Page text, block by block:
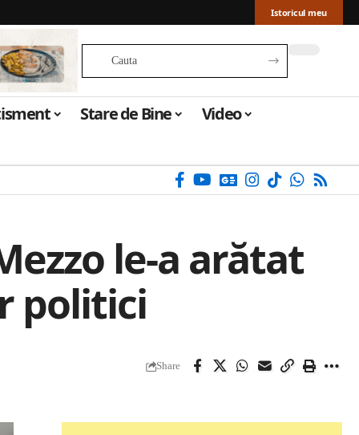
Istoricul meu
Stare de Bine Video
le-a arătat
politici
Share